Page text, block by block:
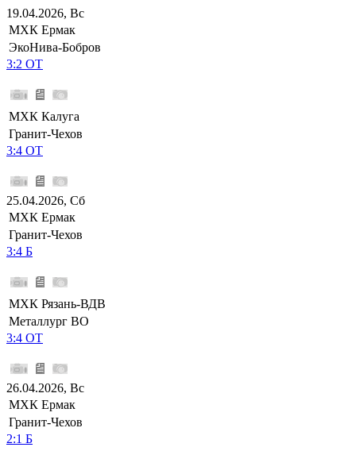
19.04.2026, Вс
МХК Ермак
ЭкоНива-Бобров
3:2 ОТ
МХК Калуга
Гранит-Чехов
3:4 ОТ
25.04.2026, Сб
МХК Ермак
Гранит-Чехов
3:4 Б
МХК Рязань-ВДВ
Металлург ВО
3:4 ОТ
26.04.2026, Вс
МХК Ермак
Гранит-Чехов
2:1 Б